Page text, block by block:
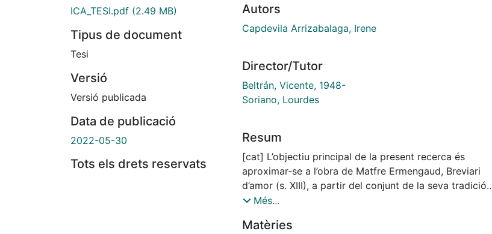
ICA_TESI.pdf (2.49 MB)
Tipus de document
Tesi
Versió
Versió publicada
Data de publicació
2022-05-30
Tots els drets reservats
Autors
Capdevila Arrizabalaga, Irene
Director/Tutor
Beltrán, Vicente, 1948-
Soriano, Lourdes
Resum
[cat] L’objectiu principal de la present recerca és
aproximar-se a l’obra de Matfre Ermengaud, Breviari
d’amor (s. XIII), a partir del conjunt de la seva tradició
romànica: occitana, catalana i castellana. S’utilitza el
exhaustiva el cercle d’emissió, la tradició manuscrita i la
Més...
Matèries